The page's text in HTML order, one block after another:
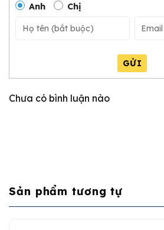
Anh Chị
GỬI
Chưa có bình luận nào
Sản phẩm tương tự